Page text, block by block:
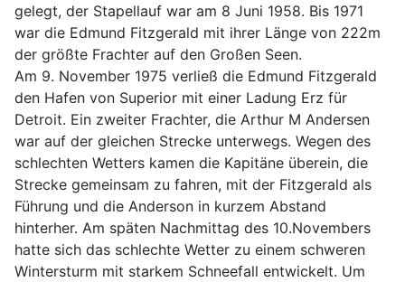
gelegt, der Stapellauf war am 8 Juni 1958. Bis 1971
war die Edmund Fitzgerald mit ihrer Länge von 222m
der größte Frachter auf den Großen Seen.
Am 9. November 1975 verließ die Edmund Fitzgerald
den Hafen von Superior mit einer Ladung Erz für
Detroit. Ein zweiter Frachter, die Arthur M Andersen
war auf der gleichen Strecke unterwegs. Wegen des
schlechten Wetters kamen die Kapitäne überein, die
Strecke gemeinsam zu fahren, mit der Fitzgerald als
Führung und die Anderson in kurzem Abstand
hinterher. Am späten Nachmittag des 10.Novembers
hatte sich das schlechte Wetter zu einem schweren
Wintersturm mit starkem Schneefall entwickelt. Um